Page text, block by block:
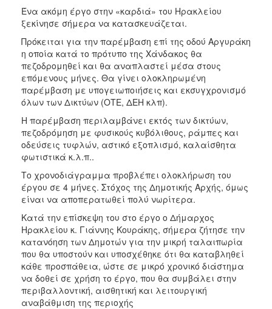
2017
2016
2015
2013
2012
2011
2010
2006
ΔΗΜΟΤΗΣ
ΕΠΙΣΚΕΠΤΗΣ
ΗΡΑΚΛΕΙΟ
Ένα ακόμη έργο στην «καρδιά» του Ηρακλείου
ξεκίνησε σήμερα να κατασκευάζεται.
Πρόκειται για την παρέμβαση επί της οδού Αργυράκη
η οποία κατά το πρότυπο της Χάνδακος θα
πεζοδρομηθεί και θα αναπλαστεί μέσα στους
επόμενους μήνες. Θα γίνει ολοκληρωμένη
παρέμβαση με υπογειωποιήσεις και εκσυγχρονισμό
όλων των Δικτύων (ΟΤΕ, ΔΕΗ κλπ).
Η παρέμβαση περιλαμβάνει εκτός των δικτύων,
πεζοδρόμηση με φυσικούς κυβόλιθους, ράμπες και
οδεύσεις τυφλών, αστικό εξοπλισμό, καλαίσθητα
φωτιστικά κ.λ.π..
Το χρονοδιάγραμμα προβλέπει ολοκλήρωση του
έργου σε 4 μήνες. Στόχος της Δημοτικής Αρχής, όμως
είναι να αποπερατωθεί πολύ νωρίτερα.
Κατά την επίσκεψη του στο έργο ο Δήμαρχος
Ηρακλείου κ. Γιάννης Κουράκης, σήμερα ζήτησε την
κατανόηση των Δημοτών για την μικρή ταλαιπωρία
που θα υποστούν και υποσχέθηκε ότι θα καταβληθεί
κάθε προσπάθεια, ώστε σε μικρό χρονικό διάστημα
να δοθεί σε χρήση το έργο, που θα συμβάλει στην
περιβαλλοντική, αισθητική και λειτουργική
αναβάθμιση της περιοχής